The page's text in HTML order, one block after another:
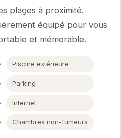
plages à proximité.
équipé pour vous
et mémorable.
Piscine extérieure
Parking
Internet
Chambres non-fumeurs